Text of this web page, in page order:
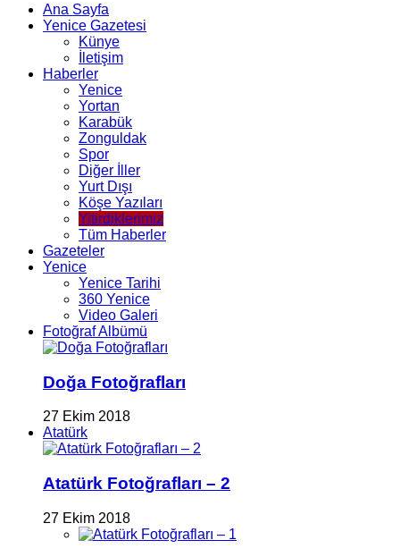
Ana Sayfa
Yenice Gazetesi
Künye
İletişim
Haberler
Yenice
Yortan
Karabük
Zonguldak
Spor
Diğer İller
Yurt Dışı
Köşe Yazıları
Yitirdiklerimiz
Tüm Haberler
Gazeteler
Yenice
Yenice Tarihi
360 Yenice
Video Galeri
Fotoğraf Albümü
Doğa Fotoğrafları
27 Ekim 2018
Atatürk
Atatürk Fotoğrafları – 2
27 Ekim 2018